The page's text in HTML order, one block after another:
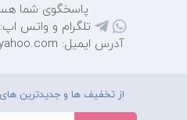
پاسخگوی شما
تلگرام و واتس اپ: 09128509979
آدرس ایمیل: mihantarh@yahoo.com
از تخفیف ها و جدیدترین